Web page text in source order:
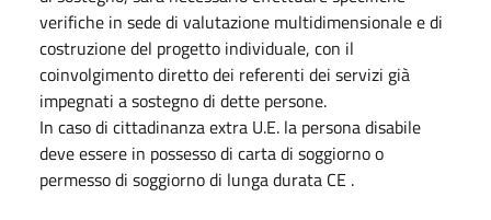
verifiche in sede di valutazione multidimensionale e di
costruzione del progetto individuale, con il
coinvolgimento diretto dei referenti dei servizi già
impegnati a sostegno di dette persone.
In caso di cittadinanza extra U.E. la persona disabile
deve essere in possesso di carta di soggiorno o
permesso di soggiorno di lunga durata CE .